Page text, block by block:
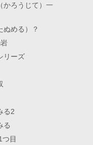
かろうじて）一
ぬめる）？
リーズ
る2
る
目